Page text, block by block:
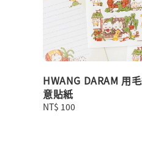
HWANG DARAM 用
意貼紙
Regular
NT$ 100